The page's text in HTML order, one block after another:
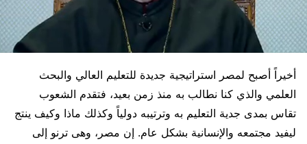
أخيراً أصبح لمصر استراتيجية جديدة للتعليم العالي والبحث
العلمي والذي كنا نطالب به منذ زمن بعيد، فتقدم الشعوب
تقاس بمدى جدية التعليم به وترتيبه دولياً وكذلك ماذا وكيف ينتج
ليفيد مجتمعه والإنسانية بشكل عام. إن مصر، وهى ترنو إلى